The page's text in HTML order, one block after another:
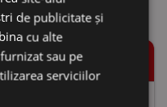
de publicitate și
cu alte
sau pe
serviciilor